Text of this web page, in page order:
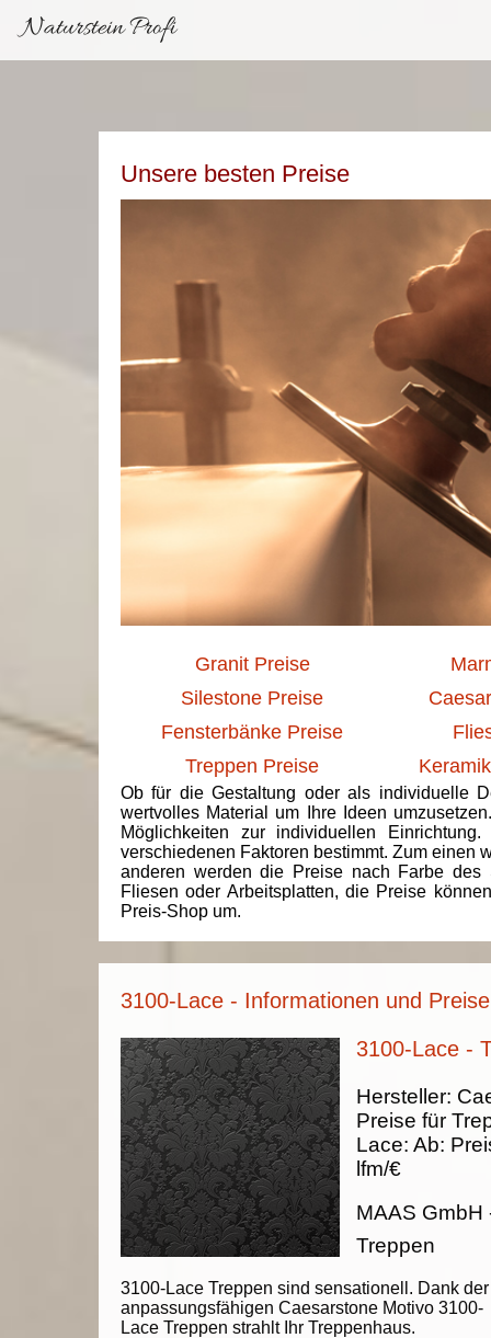
Naturstein Profi
Unsere besten Preise
Granit Preise
Silestone Preise
Fensterbänke Preise
Treppen Preise
Ob für die Gestaltung oder als individuelle
wertvolles Material um Ihre Ideen
Möglichkeiten zur individuellen
verschiedenen Faktoren bestimmt. Zum einen
anderen werden die Preise nach Farbe des
Fliesen oder Arbeitsplatten, die Preise
Preis-Shop um.
3100-Lace - Informationen und Preise
3100-Lace -
3100-Lace Treppen sind sensationell. Dank der
anpassungsfähigen Caesarstone Motivo 3100-
Lace Treppen strahlt Ihr Treppenhaus.
Hersteller:
Preise für
Lace: Ab:
lfm/€
MAAS GmbH
Treppen